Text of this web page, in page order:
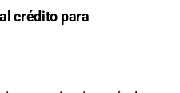
crédito para